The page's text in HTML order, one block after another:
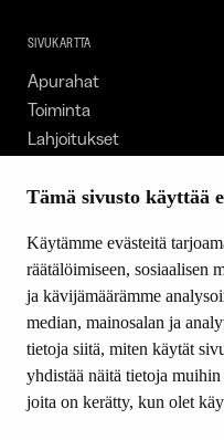
Tämä sivusto käyttää
Käytämme evästeitä
räätälöimiseen, sosiaalisen
ja kävijämäärämme
median, mainosalan ja
tietoja siitä, miten käytät
yhdistää näitä tietoja
joita on kerätty, kun olet
SIVUKARTTA
Apurahat
Toiminta
Lahjoitukset
Ajankohtaista
Yhteystiedot
SEURAA MEITÄ
Facebook
Instagram